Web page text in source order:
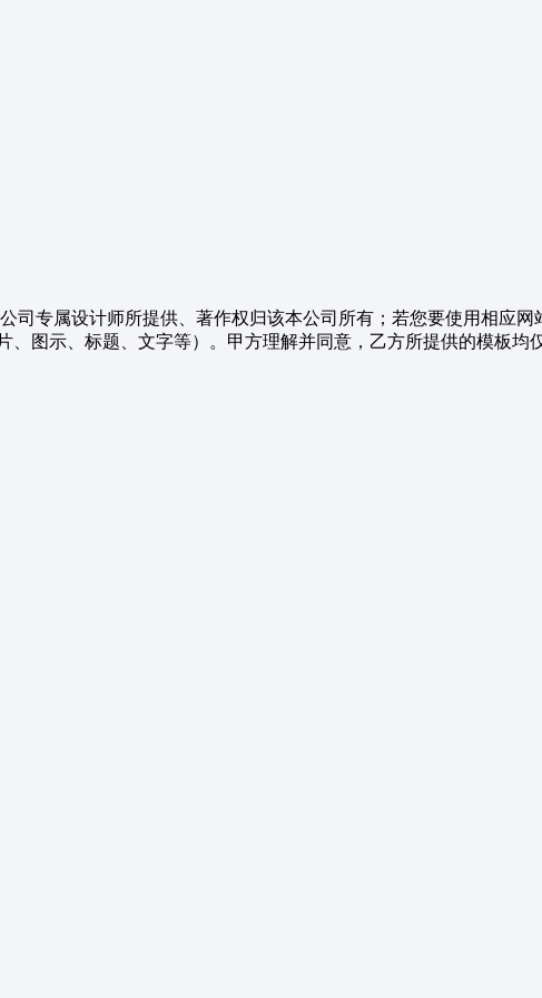
专属设计师所提供、著作权归该本公司所有；若您要使用相应网
图示、标题、文字等）。甲方理解并同意，乙方所提供的模板均